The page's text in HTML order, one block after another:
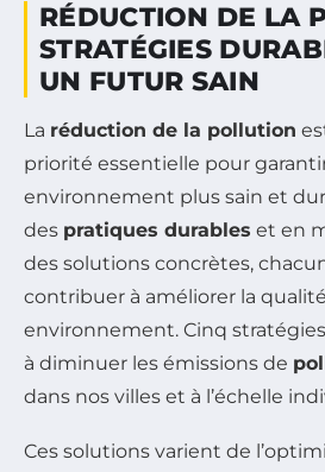
RÉDUCTION DE LA
STRATÉGIES
UN FUTUR SAIN
La réduction de la pollution
priorité essentielle pour
environnement plus sain et
des pratiques durables et en
des solutions concrètes,
contribuer à améliorer la
environnement. Cinq
à diminuer les émissions de
dans nos villes et à l’échelle
Ces solutions varient de